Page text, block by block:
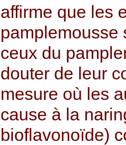
affirme que les
pamplemousse
ceux du
douter de leur
mesure où les
cause à la
bioflavonoïde)